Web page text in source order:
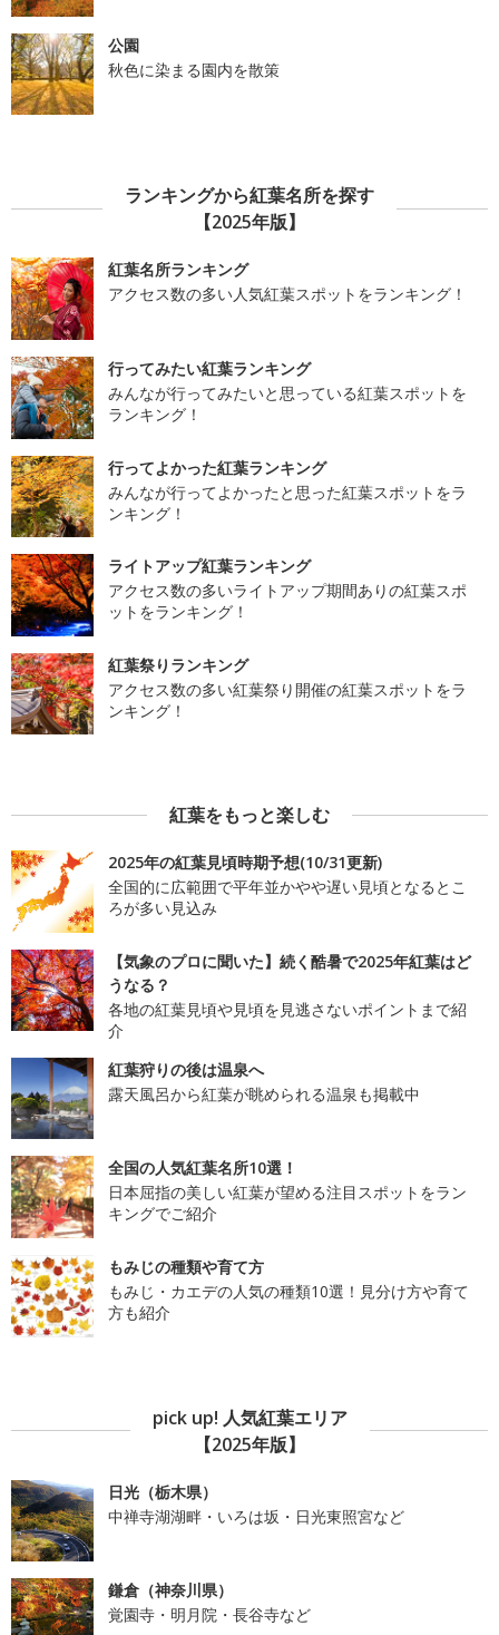
公園
秋色に染まる園内を散策
ランキングから紅葉名所を探す
【2025年版】
紅葉名所ランキング
アクセス数の多い人気紅葉スポットをランキング！
行ってみたい紅葉ランキング
みんなが行ってみたいと思っている紅葉スポットを
ランキング！
行ってよかった紅葉ランキング
みんなが行ってよかったと思った紅葉スポットをラ
ンキング！
ライトアップ紅葉ランキング
アクセス数の多いライトアップ期間ありの紅葉スポ
ットをランキング！
紅葉祭りランキング
アクセス数の多い紅葉祭り開催の紅葉スポットをラ
ンキング！
紅葉をもっと楽しむ
2025年の紅葉見頃時期予想(10/31更新)
全国的に広範囲で平年並かやや遅い見頃となるとこ
ろが多い見込み
【気象のプロに聞いた】続く酷暑で2025年紅葉はど
うなる？
各地の紅葉見頃や見頃を見逃さないポイントまで紹
介
紅葉狩りの後は温泉へ
露天風呂から紅葉が眺められる温泉も掲載中
全国の人気紅葉名所10選！
日本屈指の美しい紅葉が望める注目スポットをラン
キングでご紹介
もみじの種類や育て方
もみじ・カエデの人気の種類10選！見分け方や育て
方も紹介
pick up! 人気紅葉エリア
【2025年版】
日光（栃木県）
中禅寺湖湖畔・いろは坂・日光東照宮など
鎌倉（神奈川県）
覚園寺・明月院・長谷寺など